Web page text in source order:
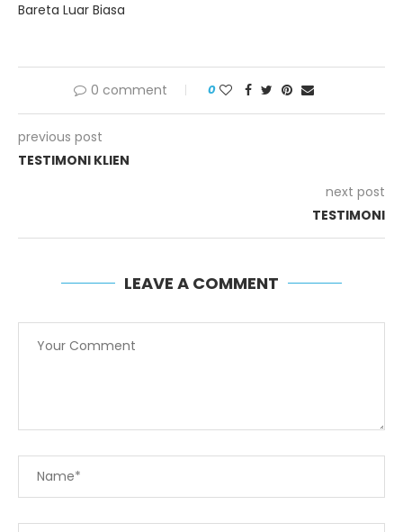
Bareta Luar Biasa
0 comment 0
previous post
TESTIMONI KLIEN
next post
TESTIMONI
LEAVE A COMMENT